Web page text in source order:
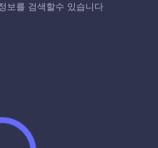
보를 검색할수 있습니다